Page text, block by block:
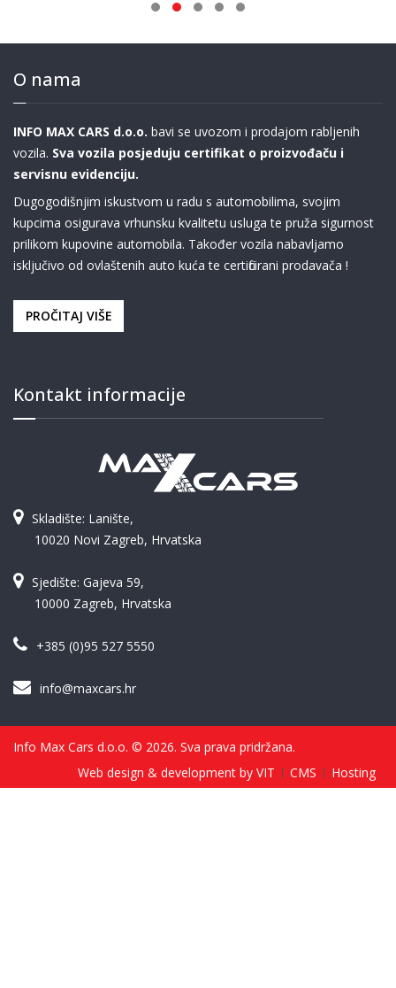
O nama
INFO MAX CARS d.o.o. bavi se uvozom i prodajom rabljenih
vozila. Sva vozila posjeduju certifikat o proizvođaču i
servisnu evidenciju.
Dugogodišnjim iskustvom u radu s automobilima, svojim
kupcima osigurava vrhunsku kvalitetu usluga te pruža sigurnost
prilikom kupovine automobila. Također vozila nabavljamo
isključivo od ovlaštenih auto kuća te certificirani prodavača !
PROČITAJ VIŠE
Kontakt informacije
Skladište: Lanište,
10020 Novi Zagreb, Hrvatska
Sjedište: Gajeva 59,
10000 Zagreb, Hrvatska
+385 (0)95 527 5550
info@maxcars.hr
Info Max Cars d.o.o. © 2026. Sva prava pridržana.
Web design & development by VIT
CMS Hosting